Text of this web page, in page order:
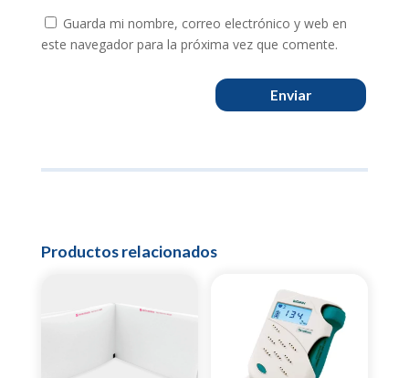
Guarda mi nombre, correo electrónico y web en
este navegador para la próxima vez que comente.
Enviar
Productos relacionados